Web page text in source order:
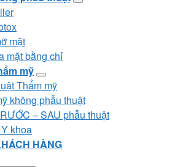
mặt
mặt bằng chỉ
mỹ
Thẩm mỹ
không phẫu thuật
– SAU phẫu thuật
khoa
HÀNG